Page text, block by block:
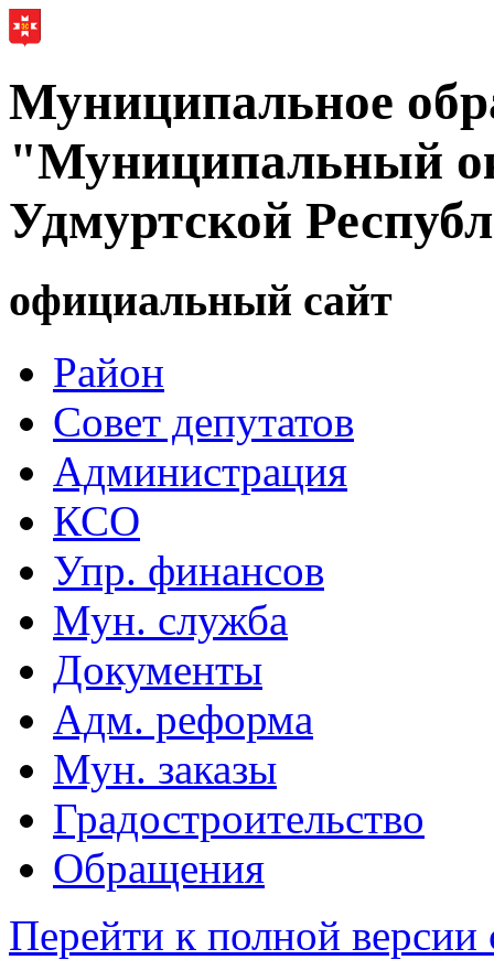
Муниципальное
"Муниципальный
Удмуртской
официальный сайт
Район
Совет депутатов
Администрация
КСО
Упр. финансов
Мун. служба
Документы
Адм. реформа
Мун. заказы
Градостроительство
Обращения
Перейти к полной версии